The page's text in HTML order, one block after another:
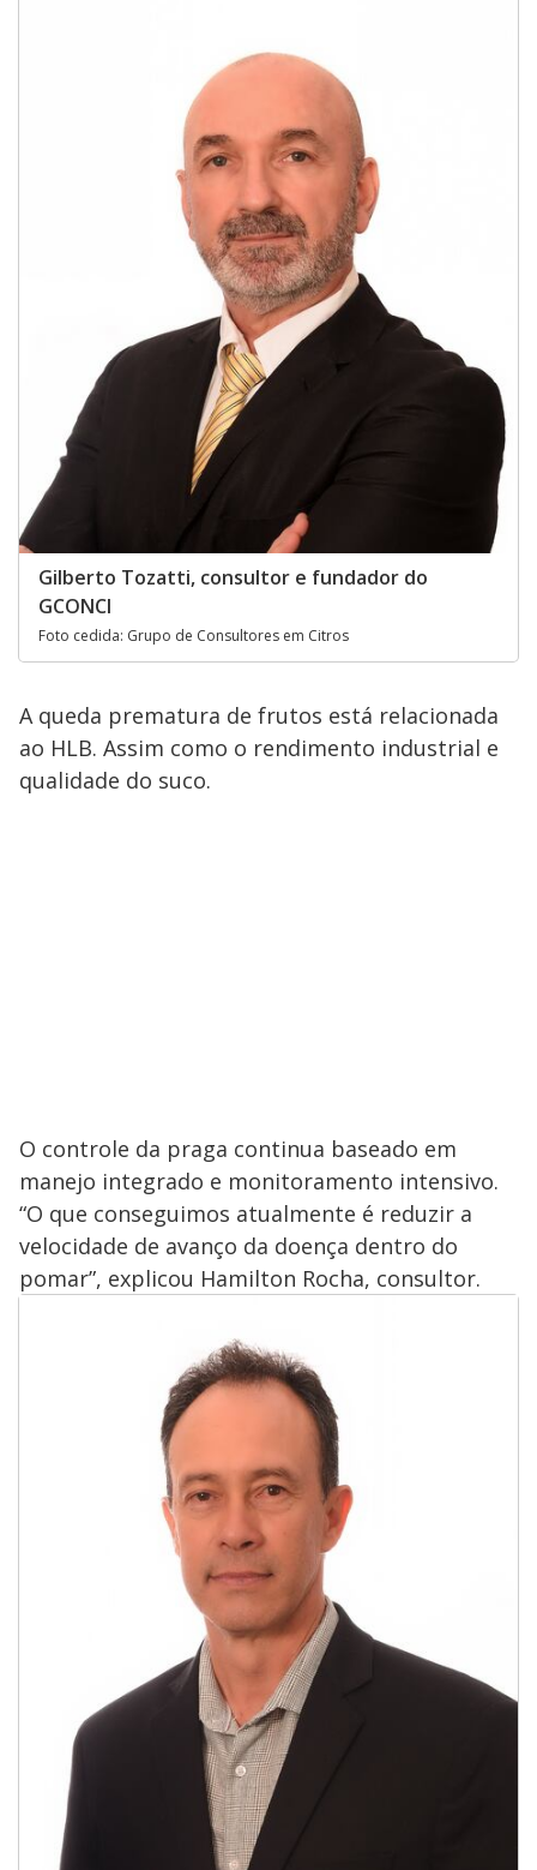
Gilberto Tozatti, consultor e fundador do
GCONCI
Foto cedida: Grupo de Consultores em Citros
A queda prematura de frutos está relacionada
ao HLB. Assim como o rendimento industrial e
qualidade do suco.
O controle da praga continua baseado em
manejo integrado e monitoramento intensivo.
“O que conseguimos atualmente é reduzir a
velocidade de avanço da doença dentro do
pomar”, explicou Hamilton Rocha, consultor.